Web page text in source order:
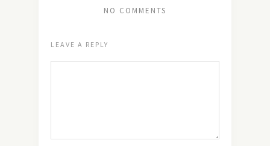
NO COMMENTS
LEAVE A REPLY